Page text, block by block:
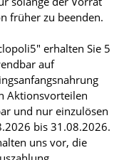
früher zu beenden.
erhalten Sie 5
auf
Aktionsvorteilen
und nur einzulösen
bis 31.08.2026.
uns vor, die